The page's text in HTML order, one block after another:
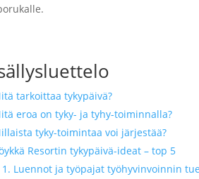
tarkoittaa tykypäivä?
eroa on tyky- ja tyhy-toiminnalla?
tyky-toimintaa voi järjestää?
Resortin tykypäivä-ideat – top 5
1. Luennot ja työpajat työhyvinvoinnin